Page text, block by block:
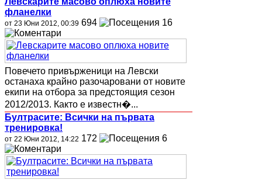
фланелки
от 23 Юни 2012, 00:39 694 16
Повечето привърженици на Левски
останаха крайно разочаровани от новите
екипи на отбора за предстоящия сезон
2012/2013. Както е известн�...
Бултрасите: Всички на първата
тренировка!
от 22 Юни 2012, 14:22 172 6